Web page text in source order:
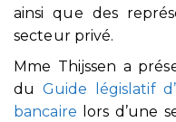
ainsi que des
secteur privé.
Mme Thijssen a
du Guide législatif
bancaire lors d’une